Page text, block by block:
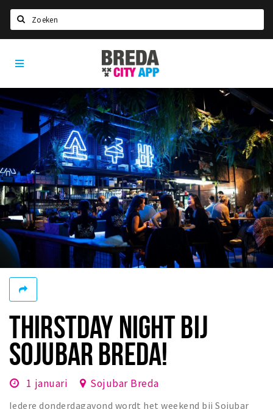
Home
Agenda
Deals
Party pics
Nieuws, interviews & blogs
Eten
Drinken
Slapen
Recreatief
Winkels
Winkelgebieden
Bezienswaardigheden
Musea, theaters & podia
Uitjes & activiteiten
Toeristische routes
Breda
City
App
THIRSTDAY NIGHT BIJ
SOJUBAR BREDA!
1 januari Sojubar Breda
Iedere donderdagavond wordt het weekend bij Sojubar